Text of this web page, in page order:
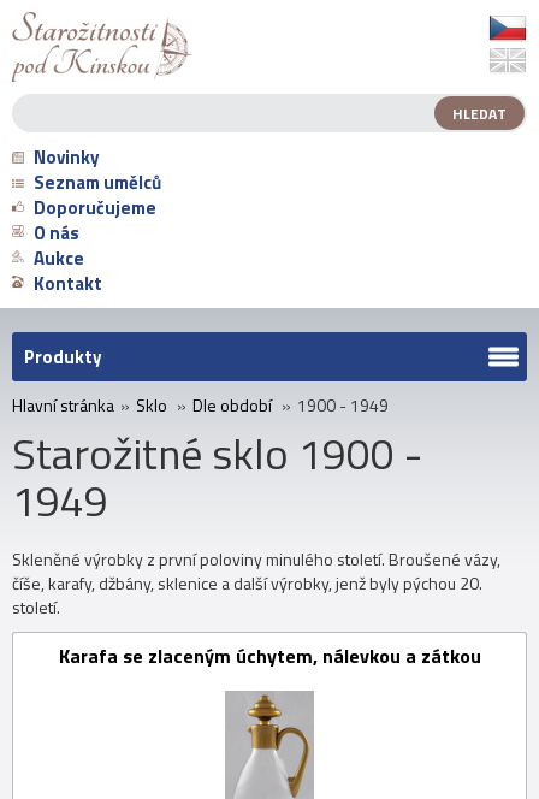
Novinky
Seznam umělců
Doporučujeme
O nás
Aukce
Kontakt
Produkty
Hlavní stránka » Sklo » Dle období » 1900 - 1949
Starožitné sklo 1900 -
1949
Skleněné výrobky z první poloviny minulého století. Broušené vázy,
číše, karafy, džbány, sklenice a další výrobky, jenž byly pýchou 20.
století.
Karafa se zlaceným úchytem, nálevkou a zátkou